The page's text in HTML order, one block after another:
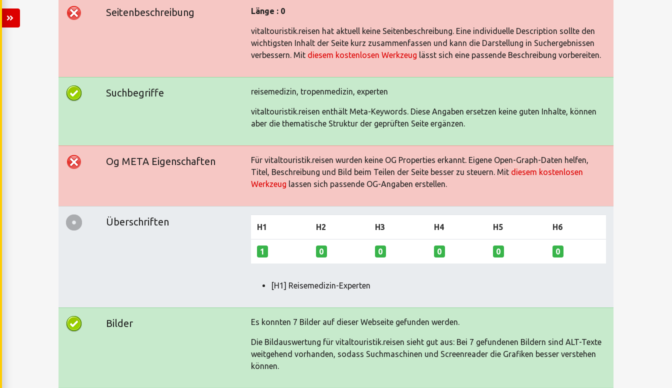
Seitenbeschreibung Länge : 0
vitaltouristik.reisen hat aktuell keine Seitenbeschreibung. Eine individuelle Description sollte den
wichtigsten Inhalt der Seite kurz zusammenfassen und kann die Darstellung in Suchergebnissen
verbessern. Mit diesem kostenlosen Werkzeug lässt sich eine passende Beschreibung vorbereiten.
Suchbegriffe reisemedizin, tropenmedizin, experten
vitaltouristik.reisen enthält Meta-Keywords. Diese Angaben ersetzen keine guten Inhalte, können
aber die thematische Struktur der geprüften Seite ergänzen.
Og META Eigenschaften
Für vitaltouristik.reisen wurden keine OG Properties erkannt. Eigene Open-Graph-Daten helfen,
Titel, Beschreibung und Bild beim Teilen der Seite besser zu steuern. Mit diesem kostenlosen
Werkzeug lassen sich passende OG-Angaben erstellen.
Überschriften H1 H2 H3 H4 H5 H6
1 0 0 0 0 0
[H1] Reisemedizin-Experten
Bilder Es konnten 7 Bilder auf dieser Webseite gefunden werden.
Die Bildauswertung für vitaltouristik.reisen sieht gut aus: Bei 7 gefundenen Bildern sind ALT-Texte
weitgehend vorhanden, sodass Suchmaschinen und Screenreader die Grafiken besser verstehen
können.